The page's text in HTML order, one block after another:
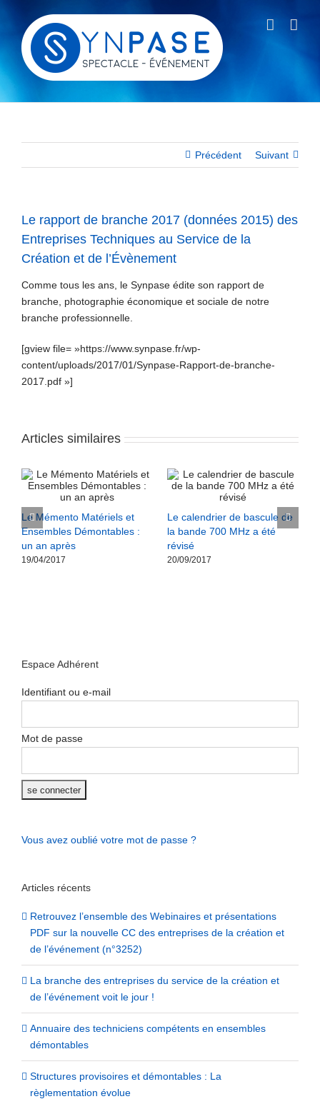
contenu
Précédent Suivant
Le rapport de branche 2017 (données 2015) des
Entreprises Techniques au Service de la
Création et de l’Évènement
Comme tous les ans, le Synpase édite son rapport de
branche, photographie économique et sociale de notre
branche professionnelle.
[gview file= »https://www.synpase.fr/wp-
content/uploads/2017/01/Synpase-Rapport-de-branche-
2017.pdf »]
Articles similaires
Le Mémento Matériels et
Ensembles Démontables :
un an après
19/04/2017
Le calendrier de bascule de
la bande 700 MHz a été
révisé
20/09/2017
Espace Adhérent
Identifiant ou e-mail
Mot de passe
Vous avez oublié votre mot de passe ?
Articles récents
Retrouvez l’ensemble des Webinaires et présentations
PDF sur la nouvelle CC des entreprises de la création et
de l’événement (n°3252)
La branche des entreprises du service de la création et
de l’événement voit le jour !
Annuaire des techniciens compétents en ensembles
démontables
Structures provisoires et démontables : La
règlementation évolue